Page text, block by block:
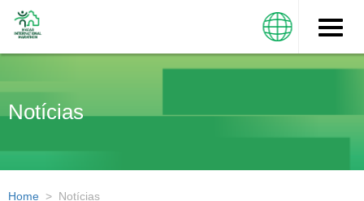
Toggle
Notícias
Home > Notícias